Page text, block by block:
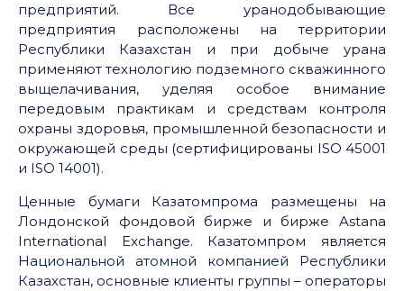
предприятий. Все уранодобывающие
предприятия расположены на территории
Республики Казахстан и при добыче урана
применяют технологию подземного скважинного
выщелачивания, уделяя особое внимание
передовым практикам и средствам контроля
охраны здоровья, промышленной безопасности и
окружающей среды (сертифицированы ISO 45001
и ISO 14001).
Ценные бумаги Казатомпрома размещены на
Лондонской фондовой бирже и бирже Astana
International Exchange. Казатомпром является
Национальной атомной компанией Республики
Казахстан, основные клиенты группы – операторы